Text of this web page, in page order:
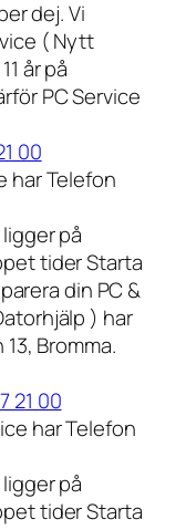
dej. Vi
( Nytt
år på
PC Service
00
har Telefon
på
tider Starta
din PC &
) har
Bromma.
21 00
har Telefon
på
tider Starta